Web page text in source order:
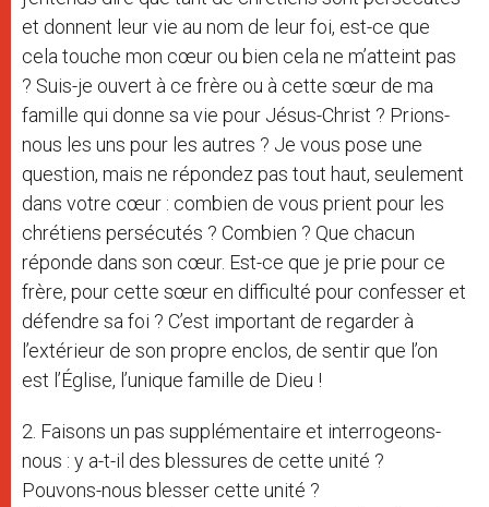
et donnent leur vie au nom de leur foi, est-ce que
cela touche mon cœur ou bien cela ne m’atteint pas
? Suis-je ouvert à ce frère ou à cette sœur de ma
famille qui donne sa vie pour Jésus-Christ ? Prions-
nous les uns pour les autres ? Je vous pose une
question, mais ne répondez pas tout haut, seulement
dans votre cœur : combien de vous prient pour les
chrétiens persécutés ? Combien ? Que chacun
réponde dans son cœur. Est-ce que je prie pour ce
frère, pour cette sœur en difficulté pour confesser et
défendre sa foi ? C’est important de regarder à
l’extérieur de son propre enclos, de sentir que l’on
est l’Église, l’unique famille de Dieu !
2. Faisons un pas supplémentaire et interrogeons-
nous : y a-t-il des blessures de cette unité ?
Pouvons-nous blesser cette unité ?